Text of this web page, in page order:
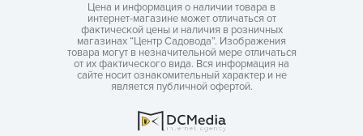
Цена и информация о наличии товара в
интернет-магазине может отличаться от
фактической цены и наличия в розничных
магазинах “Центр Садовода”. Изображения
товара могут в незначительной мере отличаться
от их фактического вида. Вся информация на
сайте носит ознакомительный характер и не
является публичной офертой.